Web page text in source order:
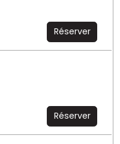
Réserver
Réserver